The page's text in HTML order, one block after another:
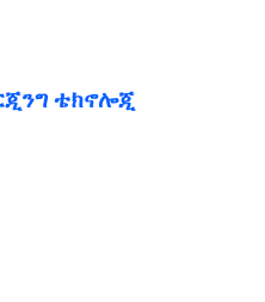
ቴክኖሎጂ